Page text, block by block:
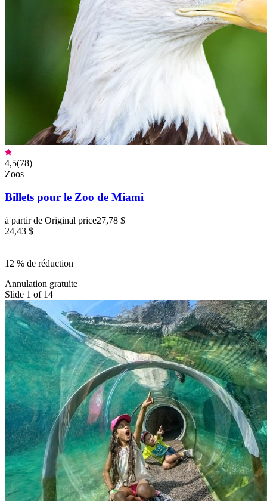
4,5(78)
Zoos
Billets pour le Zoo de Miami
à partir de Original price27,78 $
24,43 $
12 % de réduction
Annulation gratuite
Slide 1 of 14